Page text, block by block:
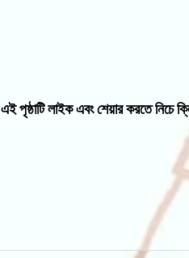
এই পৃষ্ঠাটি লাইক এবং শেয়ার করতে নিচে